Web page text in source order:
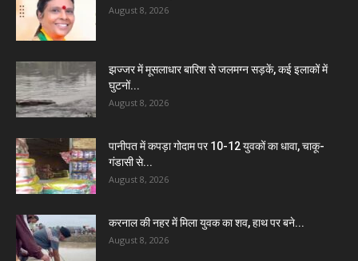
August 8, 2026
झज्जर में मूसलाधार बारिश से जलमग्न सड़कें, कई इलाकों में
घुटनों...
August 8, 2026
पानीपत में कपड़ा गोदाम पर 10-12 युवकों का धावा, चाकू-
गंडासी से...
August 8, 2026
करनाल की नहर में मिला युवक का शव, हाथ पर बने...
August 8, 2026